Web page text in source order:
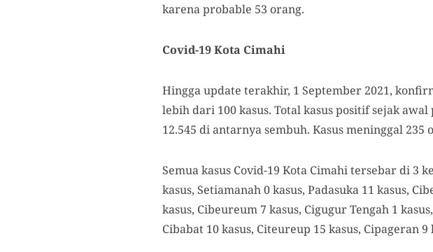
karena probable 53 orang.
Covid-19 Kota Cimahi
Hingga update terakhir, 1 September 2021,
lebih dari 100 kasus. Total kasus positif sejak
12.545 di antarnya sembuh. Kasus meninggal
Semua kasus Covid-19 Kota Cimahi tersebar di 3
kasus, Setiamanah 0 kasus, Padasuka 11 kasus,
kasus, Cibeureum 7 kasus, Cigugur Tengah 1
Cibabat 10 kasus, Citeureup 15 kasus, Cipageran 9